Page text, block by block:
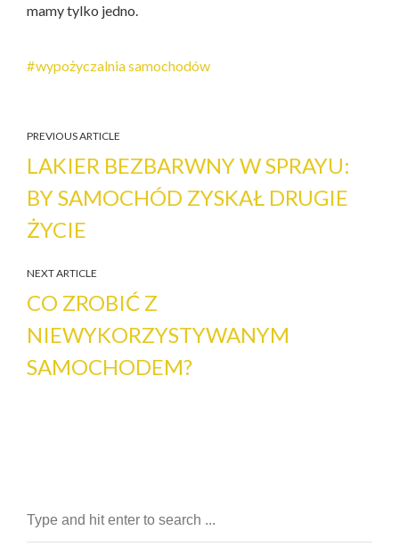
mamy tylko jedno.
wypożyczalnia samochodów
PREVIOUS ARTICLE
LAKIER BEZBARWNY W SPRAYU:
BY SAMOCHÓD ZYSKAŁ DRUGIE
ŻYCIE
NEXT ARTICLE
CO ZROBIĆ Z
NIEWYKORZYSTYWANYM
SAMOCHODEM?